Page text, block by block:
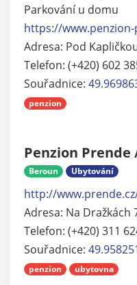
Parkování u domu
https://
Adresa: Pod
Telefon: (+420) 602
Souřadnice:
penzion
Penzion Prende
Beroun Ubytování
http://
Adresa: Na Dražkách
Telefon: (+420) 311
Souřadnice:
penzion ubytovna